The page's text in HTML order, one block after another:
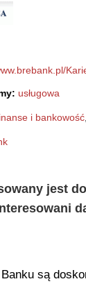
usługowa
i bankowość
jest
są